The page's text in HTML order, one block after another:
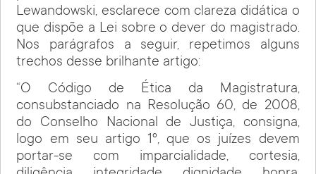
Lewandowski, esclarece com clareza didática o
que dispõe a Lei sobre o dever do magistrado.
Nos parágrafos a seguir, repetimos alguns
trechos desse brilhante artigo:
“O Código de Ética da Magistratura,
consubstanciado na Resolução 60, de 2008,
do Conselho Nacional de Justiça, consigna,
logo em seu artigo 1º, que os juízes devem
portar-se com imparcialidade, cortesia,